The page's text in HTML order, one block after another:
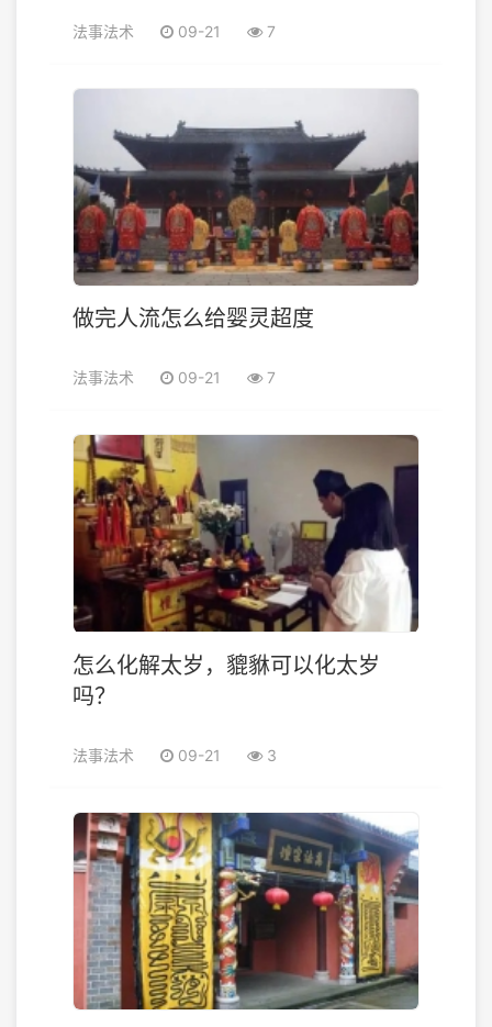
法事法术 09-21 7
做完人流怎么给婴灵超度
法事法术 09-21 7
怎么化解太岁，貔貅可以化太岁
吗？
法事法术 09-21 3